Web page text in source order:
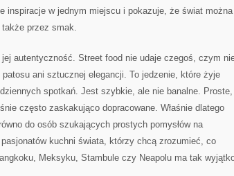
inspiracje w jednym miejscu i pokazuje, że świat można
przez smak.
autentyczność. Street food nie udaje czegoś, czym
ani sztucznej elegancji. To jedzenie, które żyje
spotkań. Jest szybkie, ale nie banalne.
często zaskakująco dopracowane. Właśnie dlatego
do osób szukających prostych pomysłów na
kuchni świata, którzy chcą zrozumieć, co
Meksyku, Stambule czy Neapolu ma tak